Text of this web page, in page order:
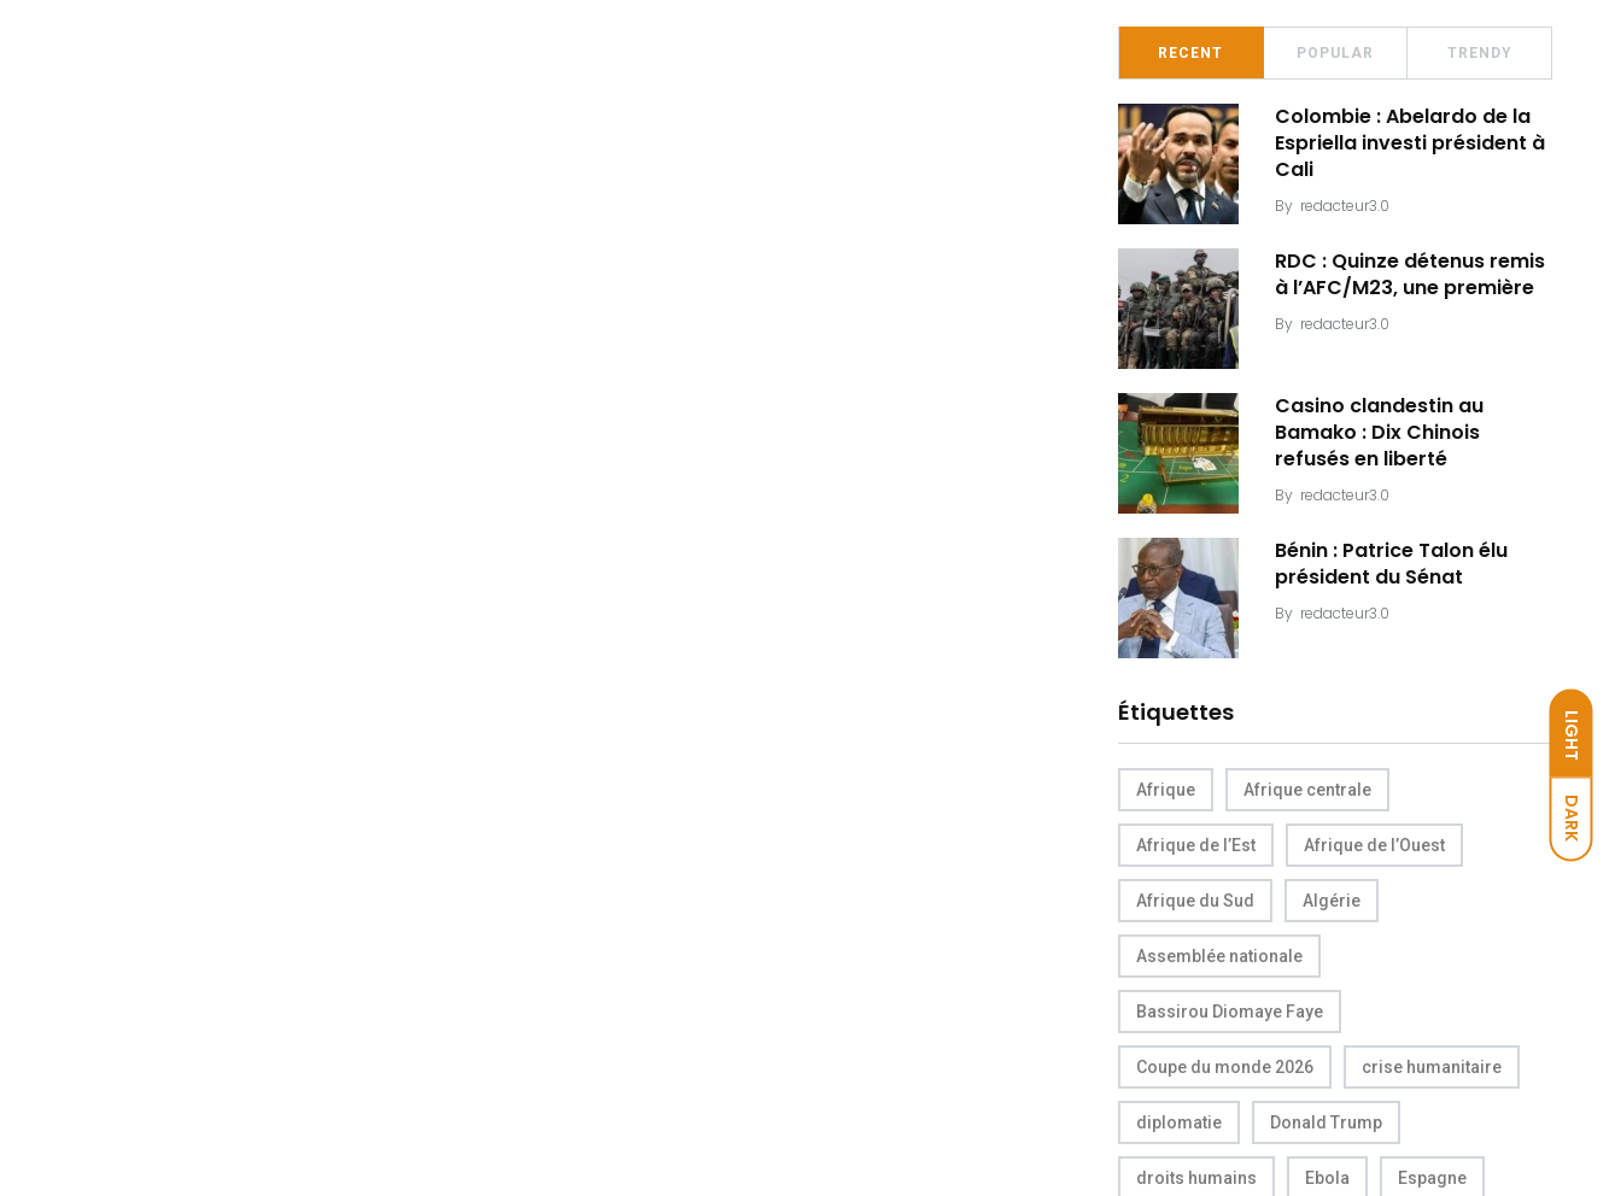
LIGHT
DARK
RECENT POPULAR TRENDY
Colombie : Abelardo de la
Espriella investi président à
Cali
By redacteur3.0
RDC : Quinze détenus remis
à l’AFC/M23, une première
By redacteur3.0
Casino clandestin au
Bamako : Dix Chinois
refusés en liberté
By redacteur3.0
Bénin : Patrice Talon élu
président du Sénat
By redacteur3.0
Étiquettes
Afrique Afrique centrale
Afrique de l’Est Afrique de l’Ouest
Afrique du Sud Algérie
Assemblée nationale
Bassirou Diomaye Faye
Coupe du monde 2026 crise humanitaire
diplomatie Donald Trump
droits humains Ebola Espagne